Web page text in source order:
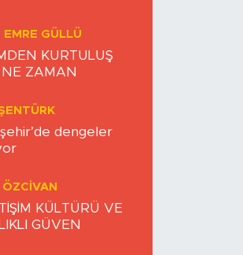
EMRE GÜLLÜ
KURTULUŞ
NE ZAMAN
dengeler
KÜLTÜRÜ VE
GÜVEN